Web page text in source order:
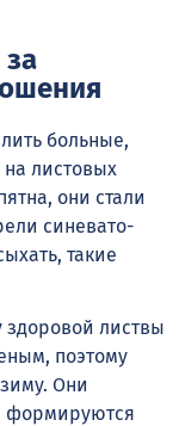
больные,
листовых
они стали
синевато-
такие
здоровой листвы
поэтому
Они
формируются